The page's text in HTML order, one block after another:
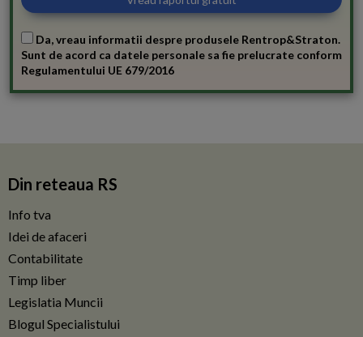
Da, vreau informatii despre produsele Rentrop&Straton.
Sunt de acord ca datele personale sa fie prelucrate conform
Regulamentului UE 679/2016
Din reteaua RS
Info tva
Idei de afaceri
Contabilitate
Timp liber
Legislatia Muncii
Blogul Specialistului